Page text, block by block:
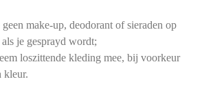
make-up, deodorant of sieraden op
je gesprayd wordt;
loszittende kleding mee, bij voorkeur
kleur.